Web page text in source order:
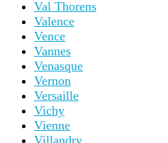
Val Thorens
Valence
Vence
Vannes
Venasque
Vernon
Versaille
Vichy
Vienne
Villandry